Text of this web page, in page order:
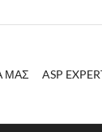
ΜΑΣ ASP